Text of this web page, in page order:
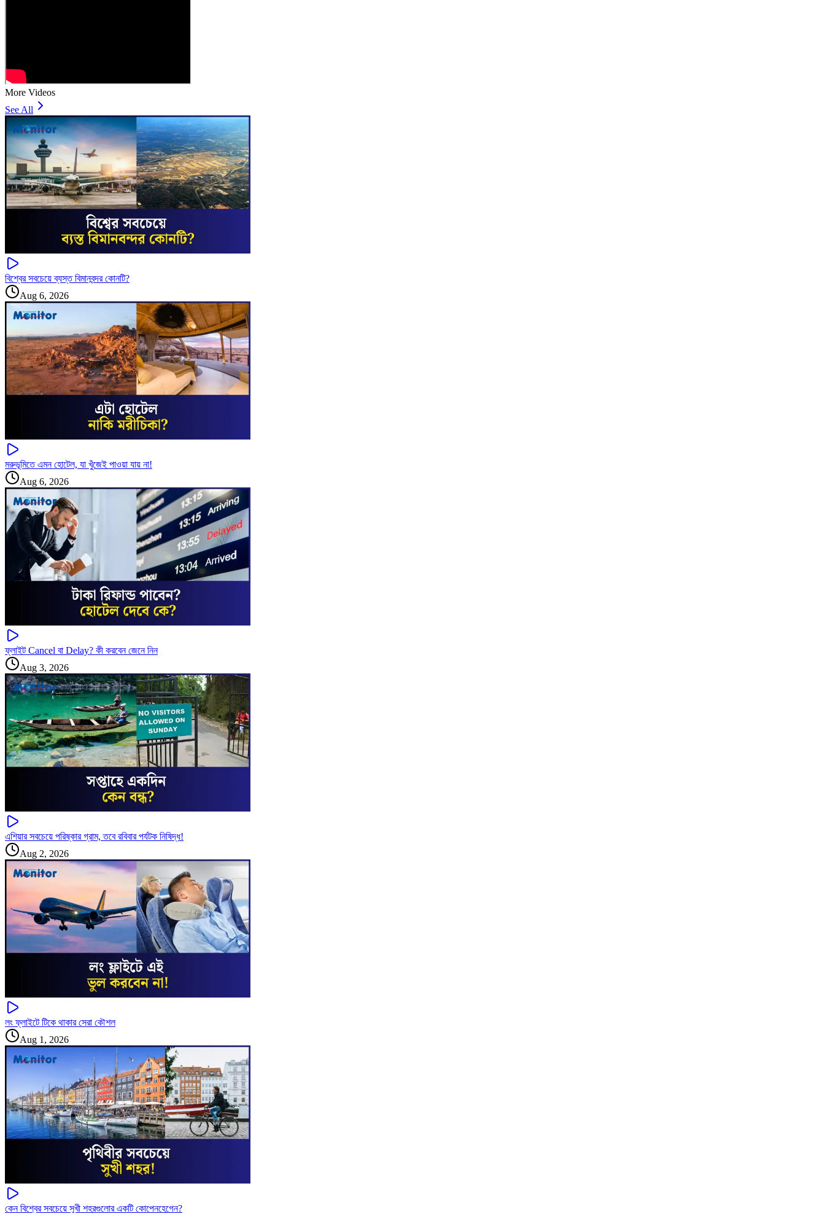
More Videos
See All
বিশ্বের সবচেয়ে ব্যস্ত বিমানবন্দর কোনটি?
Aug 6, 2026
মরুভূমিতে এমন হোটেল, যা খুঁজেই পাওয়া যায় না!
Aug 6, 2026
ফ্লাইট Cancel বা Delay? কী করবেন জেনে নিন
Aug 3, 2026
এশিয়ার সবচেয়ে পরিষ্কার গ্রাম, তবে রবিবার পর্যটক নিষিদ্ধ!
Aug 2, 2026
লং ফ্লাইটে টিকে থাকার সেরা কৌশল
Aug 1, 2026
কেন বিশ্বের সবচেয়ে সুখী শহরগুলোর একটি কোপেনহেগেন?